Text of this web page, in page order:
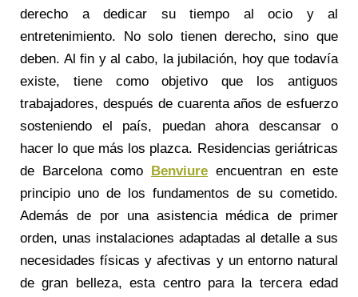
derecho a dedicar su tiempo al ocio y al
entretenimiento. No solo tienen derecho, sino que
deben. Al fin y al cabo, la jubilación, hoy que todavía
existe, tiene como objetivo que los antiguos
trabajadores, después de cuarenta años de esfuerzo
sosteniendo el país, puedan ahora descansar o
hacer lo que más los plazca. Residencias geriátricas
de Barcelona como Benviure encuentran en este
principio uno de los fundamentos de su cometido.
Además de por una asistencia médica de primer
orden, unas instalaciones adaptadas al detalle a sus
necesidades físicas y afectivas y un entorno natural
de gran belleza, esta centro para la tercera edad